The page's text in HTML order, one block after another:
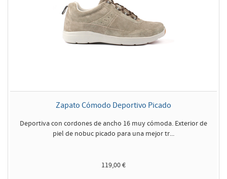
Zapato Cómodo Deportivo Picado
Deportiva con cordones de ancho 16 muy cómoda. Exterior de
piel de nobuc picado para una mejor tr...
119,00 €